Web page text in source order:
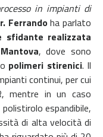
in impianti di
Ferrandoha parlato
sfidante realizzata
, dove sono
polimeri stirenici. Il
continui, per cui
mentre in un caso
espandibile,
di alta velocità di